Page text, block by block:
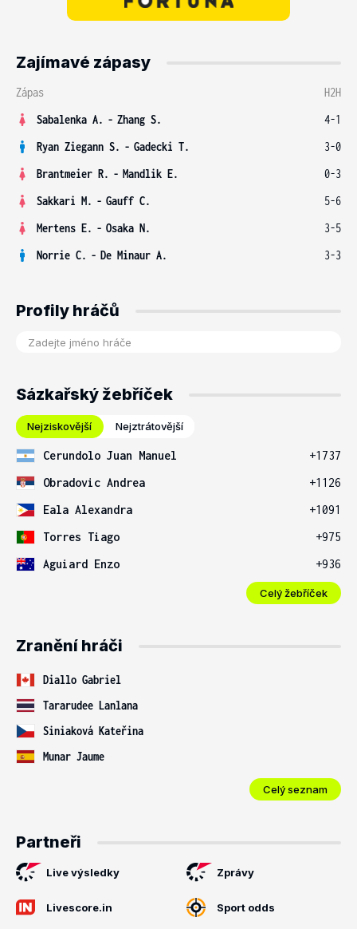
Zajímavé zápasy
Zápas
H2H
Sabalenka A. - Zhang S.
4-1
Ryan Ziegann S. - Gadecki T.
3-0
Brantmeier R. - Mandlik E.
0-3
Sakkari M. - Gauff C.
5-6
Mertens E. - Osaka N.
3-5
Norrie C. - De Minaur A. 3-3
Profily hráčů
Sázkařský žebříček
Nejziskovější Nejztrátovější
Cerundolo Juan Manuel
+1737
Obradovic Andrea
+1126
Eala Alexandra
+1091
Torres Tiago
+975
Aguiard Enzo
+936
Celý žebříček
Zranění hráči
Diallo Gabriel
Tararudee Lanlana
Siniaková Kateřina
Munar Jaume
Celý seznam
Partneři
Live výsledky Zprávy
Livescore.in Sport odds